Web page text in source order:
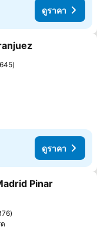
ดูราคา
ารโปรด
ดูราคา
ารโปรด
Pinar